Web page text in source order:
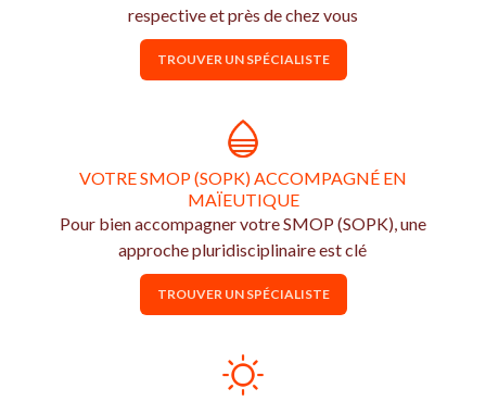
respective et près de chez vous
TROUVER UN SPÉCIALISTE
VOTRE SMOP (SOPK) ACCOMPAGNÉ EN
MAÏEUTIQUE
Pour bien accompagner votre SMOP (SOPK), une
approche pluridisciplinaire est clé
TROUVER UN SPÉCIALISTE